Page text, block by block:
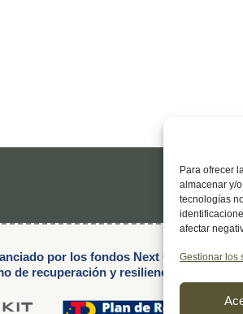
Para ofrecer
almacenar y/
tecnologías
afectar
Gestionar los
por los fondos Next Generation
de recuperación y resiliencia.